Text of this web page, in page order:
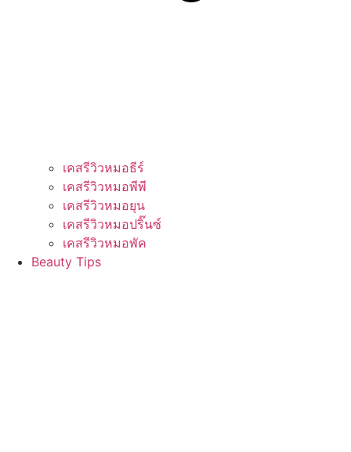
เคสรีวิวหมอธีร์
เคสรีวิวหมอพีพี
เคสรีวิวหมอยุน
เคสรีวิวหมอปริ๊นซ์
เคสรีวิวหมอพัค
Beauty Tips